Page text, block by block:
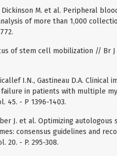
M. et al. Peripheral
of more than 1,000
of stem cell mobilization // Br J
I.N., Gastineau D.A.
in patients with multiple
45. - P 1396-1403.
J. et al. Optimizing
consensus guidelines and
20. - P. 295-308.